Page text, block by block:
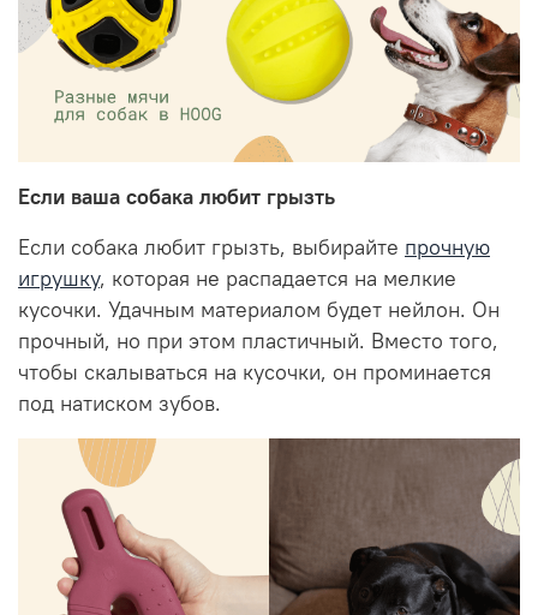
Если ваша собака любит грызть
Если собака любит грызть, выбирайте прочную
игрушку, которая не распадается на мелкие
кусочки. Удачным материалом будет нейлон. Он
прочный, но при этом пластичный. Вместо того,
чтобы скалываться на кусочки, он проминается
под натиском зубов.